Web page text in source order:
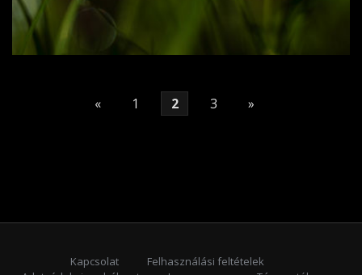
« 1 2 3 »
Kapcsolat
Felhasználási feltételek